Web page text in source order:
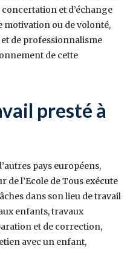
concertation et d’échange
motivation ou de volonté,
de professionnalisme
de cette
presté à
pays européens,
de l’Ecole de Tous exécute
dans son lieu de travail
enfants, travaux
et de correction,
avec un enfant,